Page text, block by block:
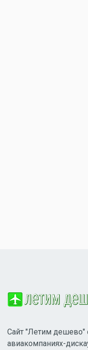
Сайт "Летим
авиакомпаниях-